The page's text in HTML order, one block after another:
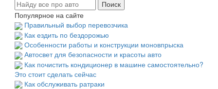
Популярное на сайте
Правильный выбор перевозчика
Как ездить по бездорожью
Особенности работы и конструкции моновпрыска
Автосвет для безопасности и красоты авто
Как почистить кондиционер в машине самостоятельно?
Это стоит сделать сейчас
Как обслуживать ратраки